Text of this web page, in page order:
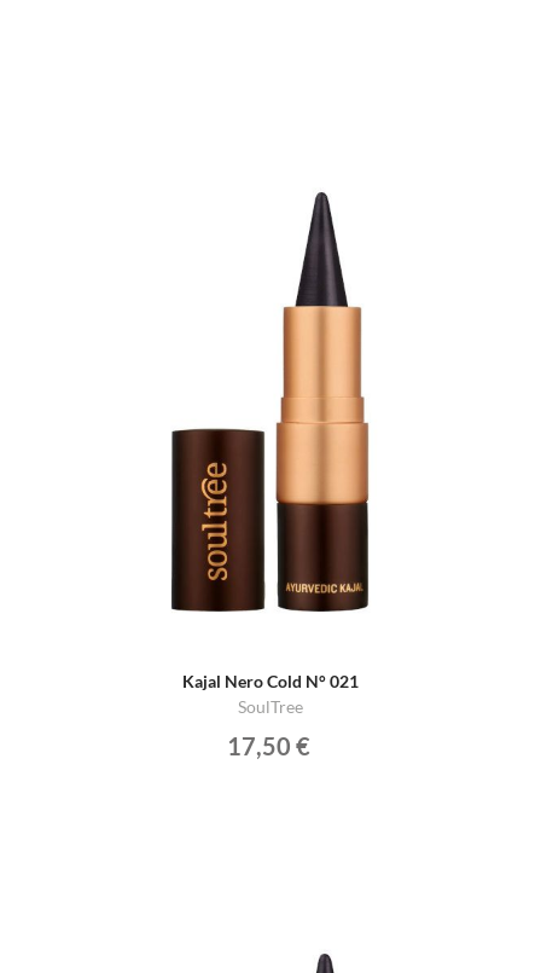
Kajal Nero Cold N° 021
SoulTree
17,50 €